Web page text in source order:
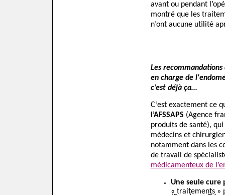
avant ou pendant
montré que les
n’ont aucune utilité
Les
en charge de
c’est déjà ça…
C’est exactement ce
l’AFSSAPS (Agence
produits de santé),
médecins et
notamment dans les
de travail de
médicamenteux de
Une seule cure
« traitements »